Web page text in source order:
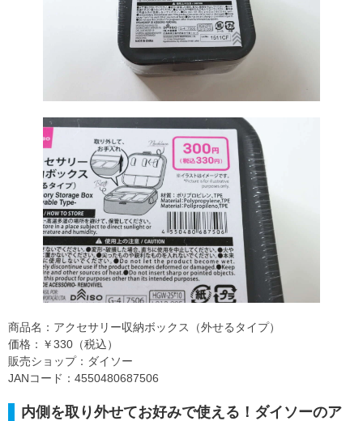
商品名：アクセサリー収納ボックス（外せるタイプ）
価格：￥330（税込）
販売ショップ：ダイソー
JANコード：4550480687506
内側を取り外せてお好みで使える！ダイソーのア